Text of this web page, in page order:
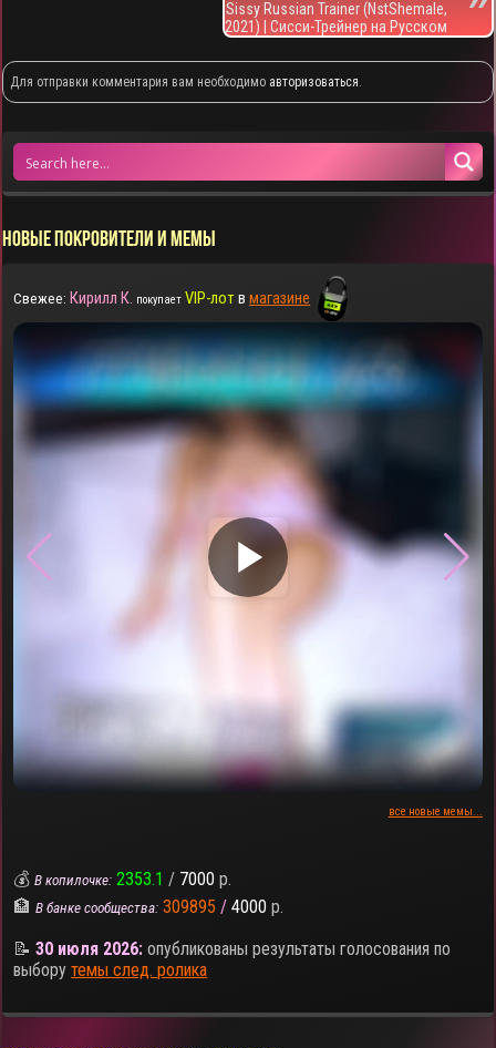
Sissy Russian Trainer (NstShemale,
2021) | Сисси-Трейнер на Русском
Для отправки комментария вам необходимо авторизоваться.
НОВЫЕ ПОКРОВИТЕЛИ И МЕМЫ
Свежее: Кирилл К. покупает VIP-лотвмагазине
▶
все новые мемы...
💰В копилочке: 2353.1 / 7000 р.
🏦В банке сообщества: 309895 / 4000 р.
📝30 июля 2026: опубликованы результаты голосования по
выборутемы след. ролика